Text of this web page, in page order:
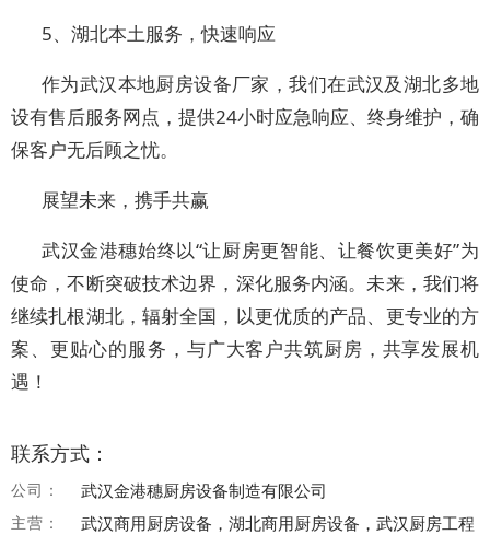
5、湖北本土服务，快速响应
作为武汉本地厨房设备厂家，我们在武汉及湖北多地
设有售后服务网点，提供24小时应急响应、终身维护，确
保客户无后顾之忧。
展望未来，携手共赢
武汉金港穗始终以“让厨房更智能、让餐饮更美好”为
使命，不断突破技术边界，深化服务内涵。未来，我们将
继续扎根湖北，辐射全国，以更优质的产品、更专业的方
案、更贴心的服务，与广大客户共筑厨房，共享发展机
遇！
联系方式：
公司： 武汉金港穗厨房设备制造有限公司
主营： 武汉商用厨房设备，湖北商用厨房设备，武汉厨房工程